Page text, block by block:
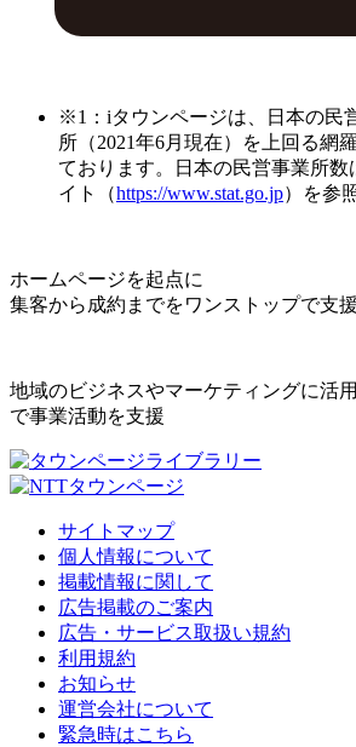
※1：iタウンページは、日本の民
所（2021年6月現在）を上回る網
ております。日本の民営事業所数
イト（https://www.stat.go.jp）を参
ホームページを起点に
集客から成約までをワンストップで支援
地域のビジネスやマーケティングに活
で事業活動を支援
サイトマップ
個人情報について
掲載情報に関して
広告掲載のご案内
広告・サービス取扱い規約
利用規約
お知らせ
運営会社について
緊急時はこちら